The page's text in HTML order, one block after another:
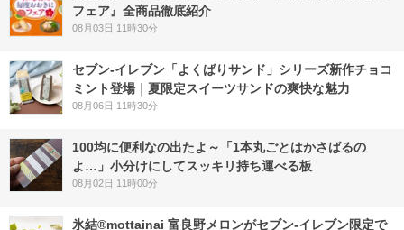
フェア』全商品徹底紹介
08月03日 11時30分
セブン‐イレブン「よくばりサンド」シリーズ新作チョコ
ミント登場｜夏限定スイーツサンドの爽快な魅力
08月06日 11時30分
100均に便利なの出たよ～「1本丸ごとはかさばるの
よ…」小分けにしてスッキリ持ち運べる板
08月02日 11時00分
氷結®mottainai 富良野メロンがセブン‐イレブン限定で